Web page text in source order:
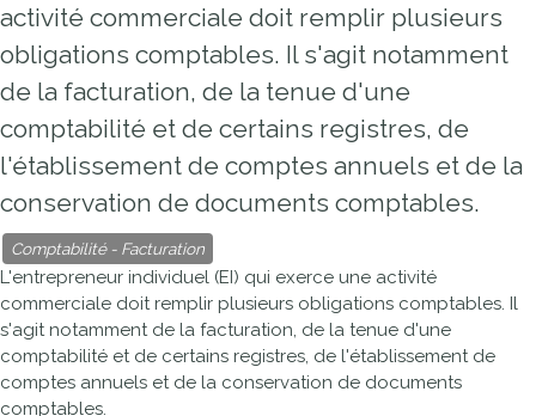
activité commerciale doit remplir plusieurs
obligations comptables. Il s'agit notamment
de la facturation, de la tenue d'une
comptabilité et de certains registres, de
l'établissement de comptes annuels et de la
conservation de documents comptables.
Comptabilité - Facturation
L'entrepreneur individuel (EI) qui exerce une activité
commerciale doit remplir plusieurs obligations comptables. Il
s'agit notamment de la facturation, de la tenue d'une
comptabilité et de certains registres, de l'établissement de
comptes annuels et de la conservation de documents
comptables.